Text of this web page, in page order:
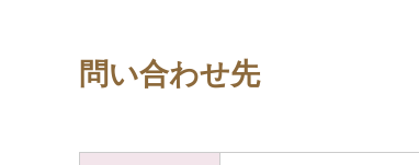
問い合わせ先